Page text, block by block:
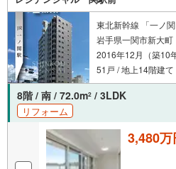
東北新幹線 「一ノ
岩手県一関市新大町
2016年12月（築10
51戸 / 地上14階建て
8階 / 南 / 72.0m2 / 3LDK
リフォーム
3,480万